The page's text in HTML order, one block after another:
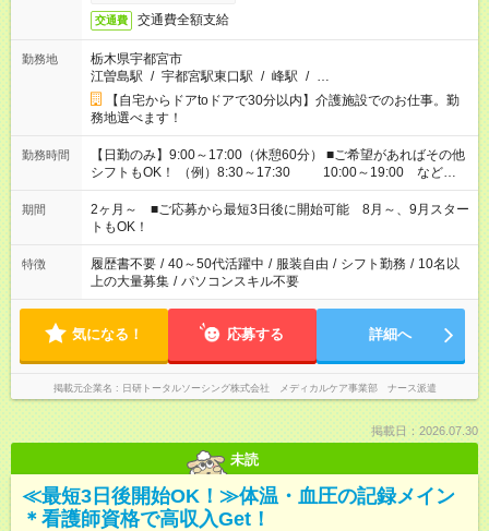
交通費 交通費全額支給
勤務地
栃木県宇都宮市
江曽島駅 / 宇都宮駅東口駅 / 峰駅 / …
【自宅からドアtoドアで30分以内】介護施設でのお仕事。勤
務地選べます！
勤務時間
【日勤のみ】9:00～17:00（休憩60分） ■ご希望があればその他
シフトもOK！ （例）8:30～17:30 10:00～19:00 など
「家族とお休みを合わせたい」 「できれば残業はしたくない」
など、あなたのご希望に沿ったお仕事をご紹介します！ ※Wワ
ーク希望の方へ 今ご覧のお仕事で希望する勤務時間と、もう1つ
のお仕事の勤務時間。 合計で週40時間を超える場合は応募でき
ません
期間
2ヶ月～ ■ご応募から最短3日後に開始可能 8月～、9月スター
トもOK！
特徴 履歴書不要 / 40～50代活躍中 / 服装自由 / シフト勤務 / 10名以
上の大量募集 / パソコンスキル不要
気になる！ 応募する 詳細へ
掲載元企業名 日研トータルソーシング株式会社 メディカルケア事業部 ナース派遣
掲載日：2026.07.30
未読
≪最短3日後開始OK！≫体温・血圧の記録メイン
＊看護師資格で高収入Get！